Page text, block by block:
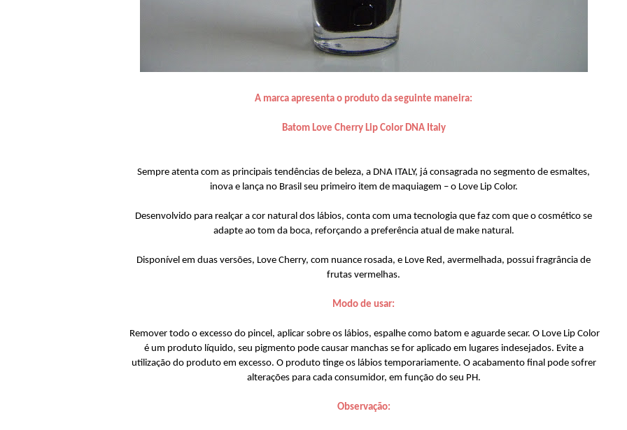
A marca apresenta o produto da seguinte maneira:
Batom Love Cherry Lip Color DNA Italy
Sempre atenta com as principais tendências de beleza, a DNA ITALY, já consagrada no segmento de esmaltes,
inova e lança no Brasil seu primeiro item de maquiagem – o Love Lip Color.
Desenvolvido para realçar a cor natural dos lábios, conta com uma tecnologia que faz com que o cosmético se
adapte ao tom da boca, reforçando a preferência atual de make natural.
Disponível em duas versões, Love Cherry, com nuance rosada, e Love Red, avermelhada, possui fragrância de
frutas vermelhas.
Modo de usar:
Remover todo o excesso do pincel, aplicar sobre os lábios, espalhe como batom e aguarde secar. O Love Lip Color
é um produto líquido, seu pigmento pode causar manchas se for aplicado em lugares indesejados. Evite a
utilização do produto em excesso. O produto tinge os lábios temporariamente. O acabamento final pode sofrer
alterações para cada consumidor, em função do seu PH.
Observação: